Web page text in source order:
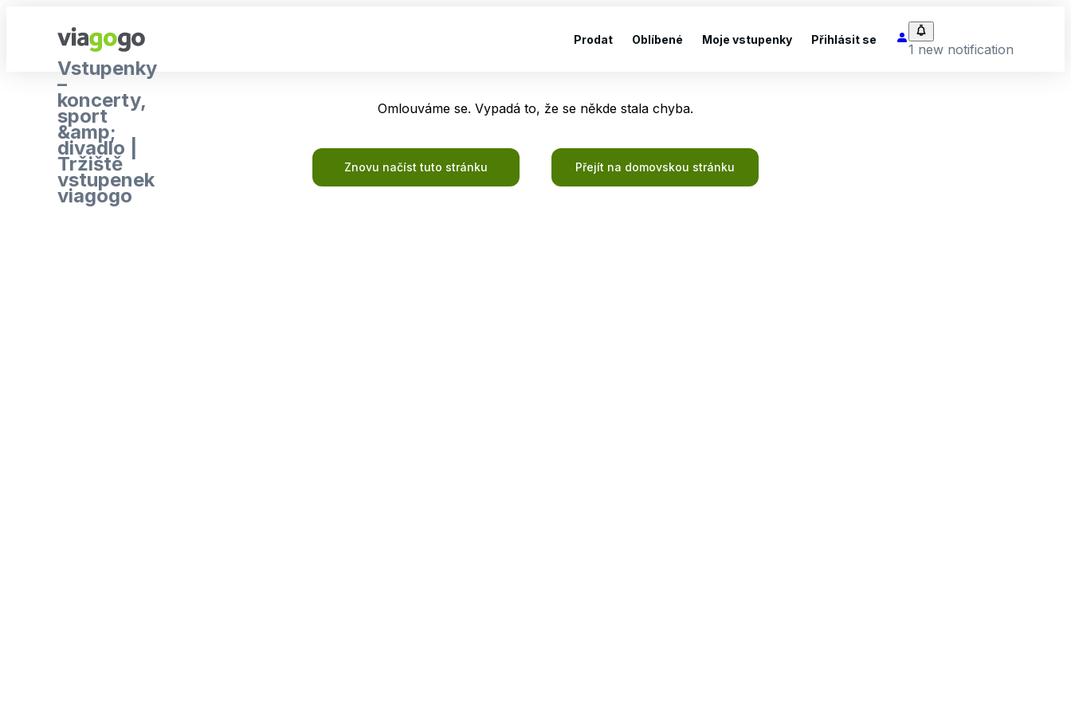
Vstupenky
–
koncerty,
sport
&amp;
divadlo |
Tržiště
vstupenek
viagogo
Prodat Oblíbené Moje vstupenky Přihlásit se
1 new notification
Omlouváme se. Vypadá to, že se někde stala chyba.
Znovu načíst tuto stránku Přejít na domovskou stránku